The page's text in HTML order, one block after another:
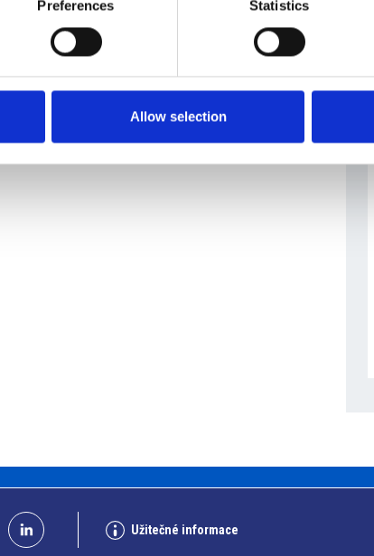
Preferences Statistics
Allow selection
Užitečné informace